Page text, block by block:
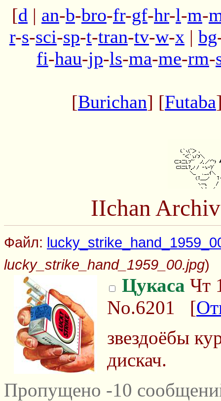
[d | an-b-bro-fr-gf-hr-l-m-
r-s-sci-sp-t-tran-tv-w-x | bg
fi-hau-jp-ls-ma-me-rm-
[Burichan] [Futaba
IIchan
Файл:
lucky_strike_hand_1959_00.jpg)
Цукаса Чт
No.6201 [
звездоёбы
дискач.
Пропущено -10